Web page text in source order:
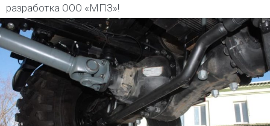
разработка ООО «МПЗ»!